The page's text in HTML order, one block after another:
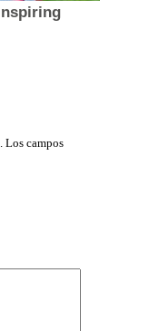
Los campos